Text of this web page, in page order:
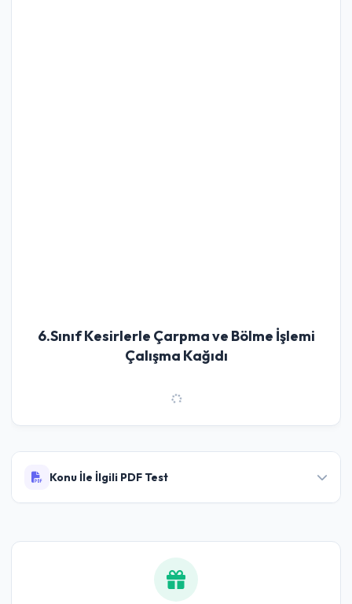
6.Sınıf Kesirlerle Çarpma ve Bölme İşlemi
Çalışma Kağıdı
Konu İle İlgili PDF Test